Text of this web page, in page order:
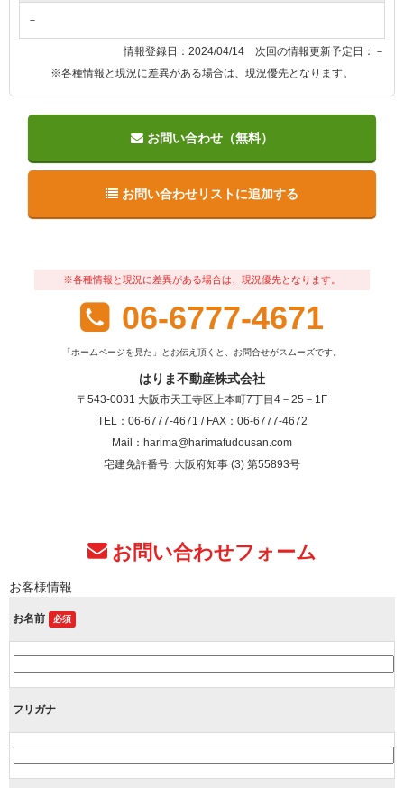
－
情報登録日：2024/04/14 次回の情報更新予定日：－
※各種情報と現況に差異がある場合は、現況優先となります。
お問い合わせ（無料）
お問い合わせリストに追加する
※各種情報と現況に差異がある場合は、現況優先となります。
06-6777-4671
「ホームページを見た」とお伝え頂くと、お問合せがスムーズです。
はりま不動産株式会社
〒543-0031 大阪市天王寺区上本町7丁目4－25－1F
TEL：06-6777-4671 / FAX：06-6777-4672
Mail：harima@harimafudousan.com
宅建免許番号: 大阪府知事 (3) 第55893号
お問い合わせフォーム
お客様情報
お名前 必須
フリガナ